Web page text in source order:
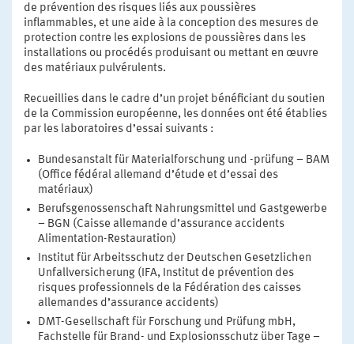
de prévention des risques liés aux poussières
inflammables, et une aide à la conception des mesures de
protection contre les explosions de poussières dans les
installations ou procédés produisant ou mettant en œuvre
des matériaux pulvérulents.
Recueillies dans le cadre d’un projet bénéficiant du soutien
de la Commission européenne, les données ont été établies
par les laboratoires d’essai suivants :
Bundesanstalt für Materialforschung und -prüfung – BAM
(Office fédéral allemand d’étude et d’essai des
matériaux)
Berufsgenossenschaft Nahrungsmittel und Gastgewerbe
– BGN (Caisse allemande d’assurance accidents
Alimentation-Restauration)
Institut für Arbeitsschutz der Deutschen Gesetzlichen
Unfallversicherung (IFA, Institut de prévention des
risques professionnels de la Fédération des caisses
allemandes d’assurance accidents)
DMT-Gesellschaft für Forschung und Prüfung mbH,
Fachstelle für Brand- und Explosionsschutz über Tage –